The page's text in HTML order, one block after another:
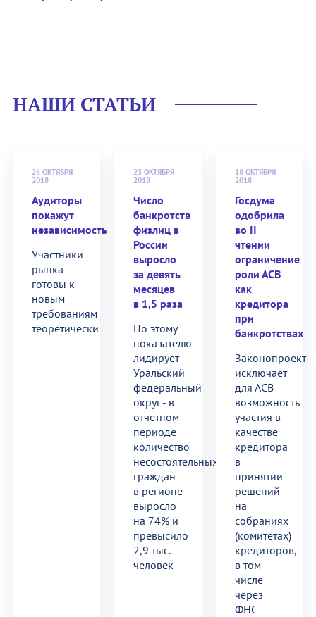
НАШИ СТАТЬИ
26 ОКТЯБРЯ
2018
Аудиторы
покажут
независимость
Участники
рынка
готовы к
новым
требованиям
теоретически
23 ОКТЯБРЯ
2018
Число
банкротств
физлиц в
России
выросло
за девять
месяцев
в 1,5 раза
По этому
показателю
лидирует
Уральский
федеральный
округ - в
отчетном
периоде
количество
несостоятельных
граждан
в регионе
выросло
на 74% и
превысило
2,9 тыс.
человек
18 ОКТЯБРЯ
2018
Госдума
одобрила
во II
чтении
ограничение
роли АСВ
как
кредитора
при
банкротствах
Законопроект
исключает
для АСВ
возможность
участия в
качестве
кредитора
в
принятии
решений
на
собраниях
(комитетах)
кредиторов,
в том
числе
через
ФНС